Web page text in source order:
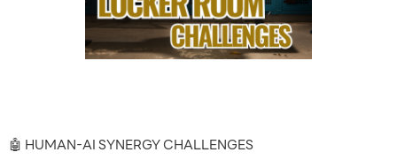
🤖 HUMAN-AI SYNERGY CHALLENGES